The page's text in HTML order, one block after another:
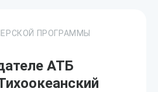
ПРОГРАММЫ
АТБ